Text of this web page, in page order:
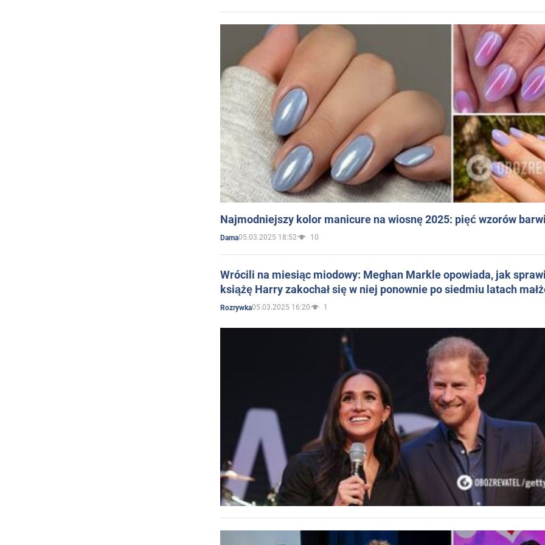
Najmodniejszy kolor manicure na wiosnę 2025: pięć wzorów
Dama05.03.2025 18:52 10
Wrócili na miesiąc miodowy: Meghan Markle opowiada, jak
książę Harry zakochał się w niej ponownie po siedmiu latach
Rozrywka05.03.2025 16:20 1